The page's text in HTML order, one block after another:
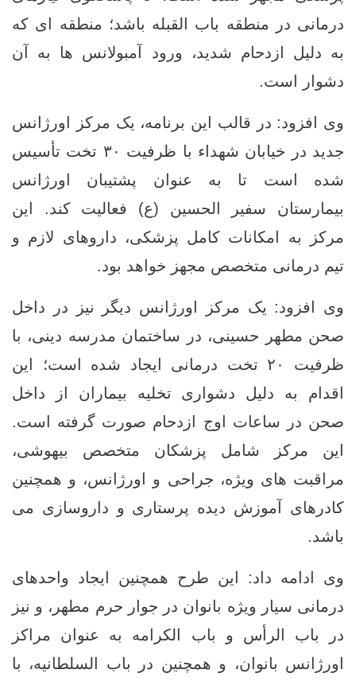
درمانی در منطقه باب القبله باشد؛ منطقه ‌ای که
به دلیل ازدحام شدید، ورود آمبولانس ها به آن
دشوار است.
وی افزود: در قالب این برنامه، یک مرکز اورژانس
جدید در خیابان شهداء با ظرفیت ۳۰ تخت تأسیس
شده است تا به‌ عنوان پشتیبان اورژانس
بیمارستان سفیر الحسین (ع) فعالیت کند. این
مرکز به امکانات کامل پزشکی، داروهای لازم و
تیم درمانی متخصص مجهز خواهد بود.
وی افزود: یک مرکز اورژانس دیگر نیز در داخل
صحن مطهر حسینی، در ساختمان مدرسه دینی، با
ظرفیت ۲۰ تخت درمانی ایجاد شده است؛ این
اقدام به ‌دلیل دشواری تخلیه بیماران از داخل
صحن در ساعات اوج ازدحام صورت گرفته است.
این مرکز شامل پزشکان متخصص بیهوشی،
مراقبت ‌های ویژه، جراحی و اورژانس، و همچنین
کادرهای آموزش ‌دیده پرستاری و داروسازی می
‌باشد.
وی ادامه داد: این طرح همچنین ایجاد واحدهای
درمانی سیار ویژه بانوان در جوار حرم مطهر، و نیز
در باب الرأس و باب ‌الکرامه به ‌عنوان مراکز
اورژانس بانوان، و همچنین در باب السلطانیه، با